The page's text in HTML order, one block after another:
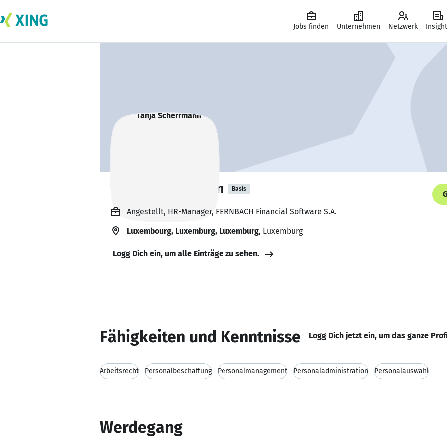
Jobs finden Unternehmen Netzwerk
Tanja Scherrmann Basis
Angestellt, HR-Manager, FERNBACH Financial Software S.A.
Luxembourg, Luxemburg, Luxemburg, Luxemburg
Logg Dich ein, um alle Einträge zu sehen.
Fähigkeiten und Kenntnisse Logg Dich jetzt ein, um das ganze
Arbeitsrecht Personalbeschaffung Personalmanagement Personaladministration Personalauswahl
Werdegang